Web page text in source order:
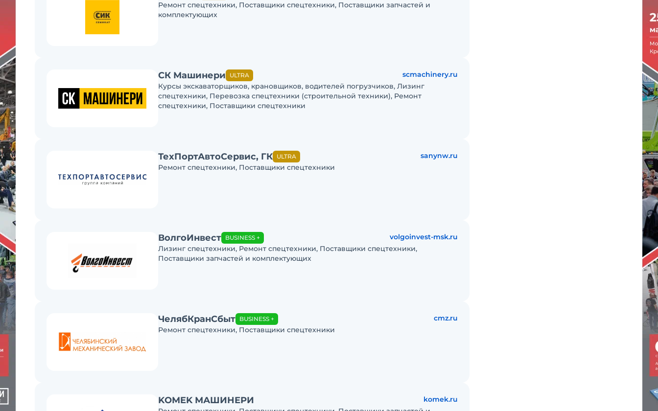
Ремонт спецтехники, Поставщики спецтехники, Поставщики запчастей и
комплектующих
СК Машинери ULTRA
scmachinery.ru
Курсы экскаваторщиков, крановщиков, водителей погрузчиков, Лизинг
спецтехники, Перевозка спецтехники (строительной техники), Ремонт
спецтехники, Поставщики спецтехники
ТехПортАвтоСервис, ГК ULTRA
sanynw.ru
Ремонт спецтехники, Поставщики спецтехники
ВолгоИнвест BUSINESS +
volgoinvest-msk.ru
Лизинг спецтехники, Ремонт спецтехники, Поставщики спецтехники,
Поставщики запчастей и комплектующих
ЧелябКранСбыт BUSINESS +
cmz.ru
Ремонт спецтехники, Поставщики спецтехники
KOMEK МАШИНЕРИ
komek.ru